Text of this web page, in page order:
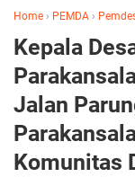
Home › PEMDA ›
Kepala
Jalan
Komunitas